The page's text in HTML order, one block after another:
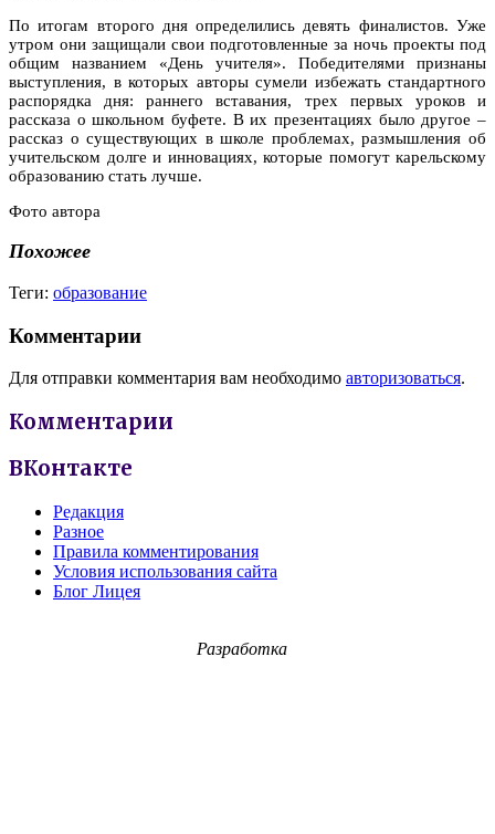
По итогам второго дня определились девять финалистов. Уже
утром они защищали свои подготовленные за ночь проекты под
общим названием «День учителя». Победителями признаны
выступления, в которых авторы сумели избежать стандартного
распорядка дня: раннего вставания, трех первых уроков и
рассказа о школьном буфете. В их презентациях было другое –
рассказ о существующих в школе проблемах, размышления об
учительском долге и инновациях, которые помогут карельскому
образованию стать лучше.
Фото автора
Похожее
Теги: образование
Комментарии
Для отправки комментария вам необходимо авторизоваться.
Комментарии
ВКонтакте
Редакция
Разное
Правила комментирования
Условия использования сайта
Блог Лицея
Разработка